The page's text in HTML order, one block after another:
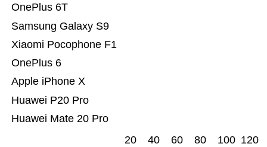
Huawei Mate 20 Pro
Huawei P20 Pro
Apple iPhone X
OnePlus 6
Xiaomi Pocophone F1
Samsung Galaxy S9
OnePlus 6T
20 40 60 80 100 120